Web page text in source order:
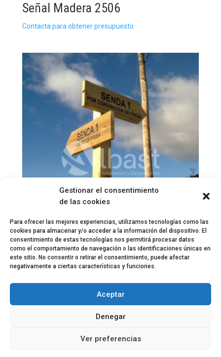
Gestionar el consentimiento
de las cookies
Para ofrecer las mejores experiencias, utilizamos tecnologías como las
cookies para almacenar y/o acceder a la información del dispositivo. El
consentimiento de estas tecnologías nos permitirá procesar datos
como el comportamiento de navegación o las identificaciones únicas en
este sitio. No consentir o retirar el consentimiento, puede afectar
negativamente a ciertas características y funciones.
Aceptar
Denegar
Ver preferencias
Señal Madera 2506
Contacta para obtener presupuesto
Señal Madera 2407
Contacta para obtener presupuesto
Política de cookies